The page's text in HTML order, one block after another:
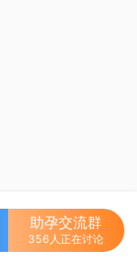
助孕交流群
356人正在讨论